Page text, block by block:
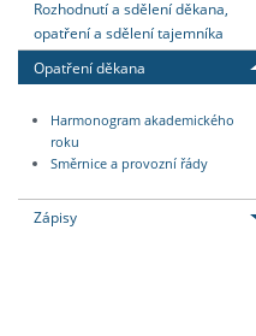
Rozhodnutí a sdělení děkana,
opatření a sdělení tajemníka
Opatření děkana
Harmonogram akademického
roku
Směrnice a provozní řády
Zápisy